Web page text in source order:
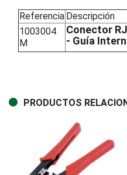
Referencia Descripción
1003004
M
Conector
- Guía
PRODUCTOS